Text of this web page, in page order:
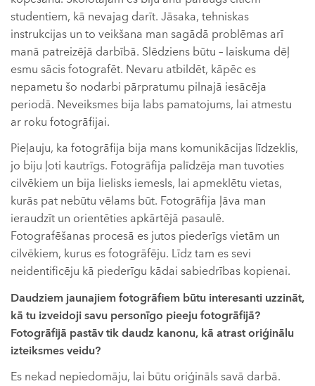
studentiem, kā nevajag darīt. Jāsaka, tehniskas
instrukcijas un to veikšana man sagādā problēmas arī
manā patreizējā darbībā. Slēdziens būtu – laiskuma dēļ
esmu sācis fotografēt. Nevaru atbildēt, kāpēc es
nepametu šo nodarbi pārpratumu pilnajā iesācēja
periodā. Neveiksmes bija labs pamatojums, lai atmestu
ar roku fotogrāfijai.
Pieļauju, ka fotogrāfija bija mans komunikācijas līdzeklis,
jo biju ļoti kautrīgs. Fotogrāfija palīdzēja man tuvoties
cilvēkiem un bija lielisks iemesls, lai apmeklētu vietas,
kurās pat nebūtu vēlams būt. Fotogrāfija ļāva man
ieraudzīt un orientēties apkārtējā pasaulē.
Fotografēšanas procesā es jutos piederīgs vietām un
cilvēkiem, kurus es fotogrāfēju. Līdz tam es sevi
neidentificēju kā piederīgu kādai sabiedrības kopienai.
Daudziem jaunajiem fotogrāfiem būtu interesanti uzzināt,
kā tu izveidoji savu personīgo pieeju fotogrāfijā?
Fotogrāfijā pastāv tik daudz kanonu, kā atrast oriģinālu
izteiksmes veidu?
Es nekad nepiedomāju, lai būtu oriģināls savā darbā.